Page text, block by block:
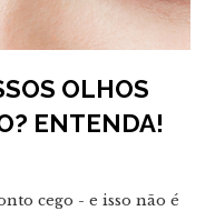
OLHOS
ENTENDA!
cego - e isso não é